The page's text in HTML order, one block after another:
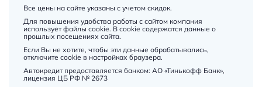
Все цены на сайте указаны с учетом скидок.
Для повышения удобства работы с сайтом компания
использует файлы cookie. В cookie содержатся данные о
прошлых посещениях сайта.
Если Вы не хотите, чтобы эти данные обрабатывались,
отключите cookie в настройках браузера.
Автокредит предоставляется банком: АО «Тинькофф Банк»,
лицензия ЦБ РФ № 2673